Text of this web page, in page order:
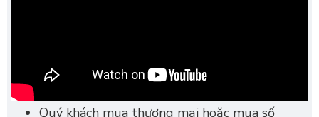
Quý khách mua thương mại hoặc mua số